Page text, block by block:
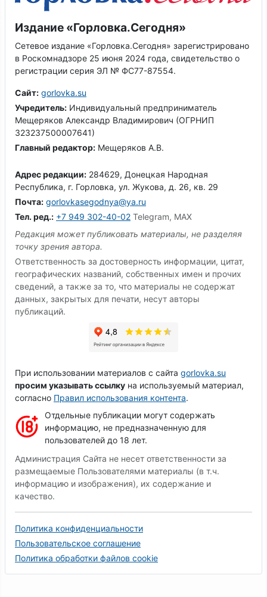
Издание «Горловка.Сегодня»
Сетевое издание «Горловка.Сегодня» зарегистрировано
в Роскомнадзоре 25 июня 2024 года, свидетельство о
регистрации серия ЭЛ № ФС77-87554.
Сайт: gorlovka.su
Учредитель: Индивидуальный предприниматель
Мещеряков Александр Владимирович (ОГРНИП
323237500007641)
Главный редактор: Мещеряков А.В.
Адрес редакции: 284629, Донецкая Народная
Республика, г. Горловка, ул. Жукова, д. 26, кв. 29
Почта: gorlovkasegodnya@ya.ru
Тел. ред.: +7 949 302-40-02 Telegram, MAX
Редакция может публиковать материалы, не разделяя
точку зрения автора.
Ответственность за достоверность информации, цитат,
географических названий, собственных имен и прочих
сведений, а также за то, что материалы не содержат
данных, закрытых для печати, несут авторы
публикаций.
При использовании материалов с сайта gorlovka.su
просим указывать ссылку на используемый материал,
согласно Правил использования контента.
Отдельные публикации могут содержать
информацию, не предназначенную для
пользователей до 18 лет.
Администрация Сайта не несет ответственности за
размещаемые Пользователями материалы (в т.ч.
информацию и изображения), их содержание и
качество.
Политика конфиденциальности
Пользовательское соглашение
Политика обработки файлов cookie